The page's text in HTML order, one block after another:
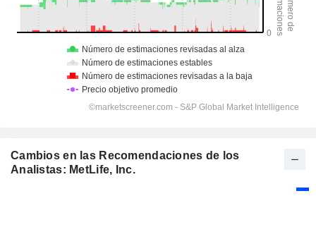
Cambios en las Recomendaciones de los
Analistas: MetLife, Inc.